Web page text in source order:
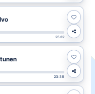
25:12
23:36